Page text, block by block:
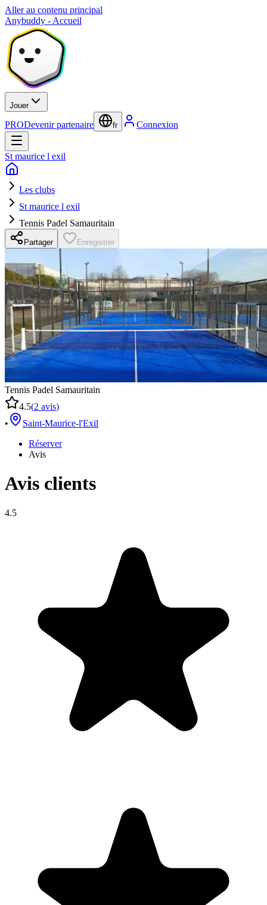
Aller au contenu principal
Anybuddy - Accueil
Jouer
PRODevenir partenaire fr Connexion
St maurice l exil
Les clubs
St maurice l exil
Tennis Padel Samauritain
Partager Enregistrer
Tennis Padel Samauritain
4.5(2 avis)
•
Saint-Maurice-l'Exil
Réserver
Avis
Avis clients
4.5